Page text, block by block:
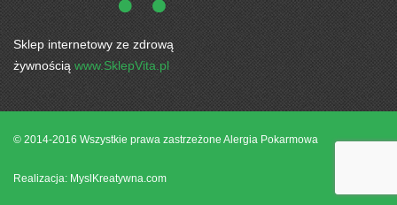
Sklep internetowy ze zdrową
żywnością www.SklepVita.pl
© 2014-2016 Wszystkie prawa zastrzeżone Alergia Pokarmowa
Realizacja: MyslKreatywna.com